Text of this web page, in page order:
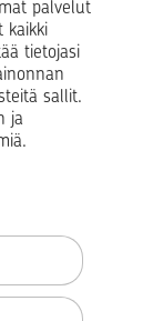
palvelut
kaikki
tietojasi
sallit.
ja